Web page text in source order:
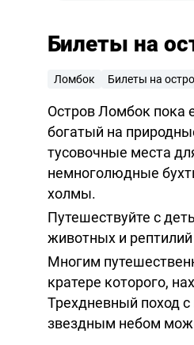
Билеты на
Ломбок Билеты на
Остров Ломбок пока
богатый на
тусовочные места
немноголюдные
холмы.
Путешествуйте с
животных и
Многим
кратере которого,
Трехдневный поход
звездным небом